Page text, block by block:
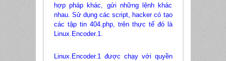
hợp pháp khác, gửi những lệnh khác
nhau. Sử dụng các script, hacker có tạo
các tập tin 404.php, trên thực tế đó là
Linux.Encoder.1.
Linux.Encoder.1 được chạy với quyền